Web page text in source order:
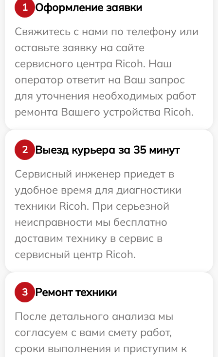
1
Оформление заявки
Свяжитесь с нами по телефону или
оставьте заявку на сайте
сервисного центра Ricoh. Наш
оператор ответит на Ваш запрос
для уточнения необходимых работ
ремонта Вашего устройства Ricoh.
2
Выезд курьера за 35 минут
Сервисный инженер приедет в
удобное время для диагностики
техники Ricoh. При серьезной
неисправности мы бесплатно
доставим технику в сервис в
сервисный центр Ricoh.
3
Ремонт техники
После детального анализа мы
согласуем с вами смету работ,
сроки выполнения и приступим к